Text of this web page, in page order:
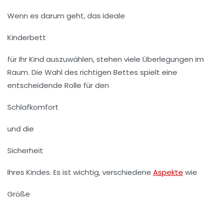
Wenn es darum geht, das ideale
Kinderbett
für Ihr Kind auszuwählen, stehen viele Überlegungen im
Raum. Die Wahl des richtigen Bettes spielt eine
entscheidende Rolle für den
Schlafkomfort
und die
Sicherheit
Ihres Kindes. Es ist wichtig, verschiedene Aspekte wie
Größe